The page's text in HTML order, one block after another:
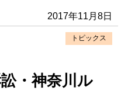
2017年11月8日
トピックス
・神奈川ル